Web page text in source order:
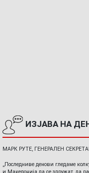
ИЗЈАВА НА
МАРК РУТЕ, ГЕНЕРАЛЕН
„Последниве денови гледаме
и Македонија да се здружат, да